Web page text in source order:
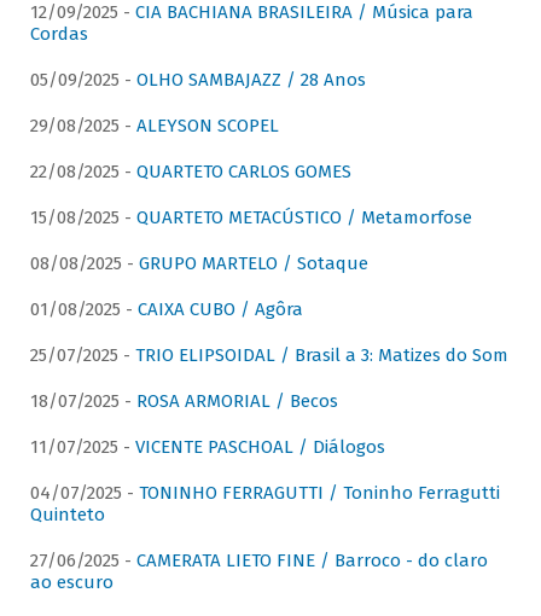
12/09/2025 - CIA BACHIANA BRASILEIRA / Música para
Cordas
05/09/2025 - OLHO SAMBAJAZZ / 28 Anos
29/08/2025 - ALEYSON SCOPEL
22/08/2025 - QUARTETO CARLOS GOMES
15/08/2025 - QUARTETO METACÚSTICO / Metamorfose
08/08/2025 - GRUPO MARTELO / Sotaque
01/08/2025 - CAIXA CUBO / Agôra
25/07/2025 - TRIO ELIPSOIDAL / Brasil a 3: Matizes do Som
18/07/2025 - ROSA ARMORIAL / Becos
11/07/2025 - VICENTE PASCHOAL / Diálogos
04/07/2025 - TONINHO FERRAGUTTI / Toninho Ferragutti
Quinteto
27/06/2025 - CAMERATA LIETO FINE / Barroco - do claro
ao escuro